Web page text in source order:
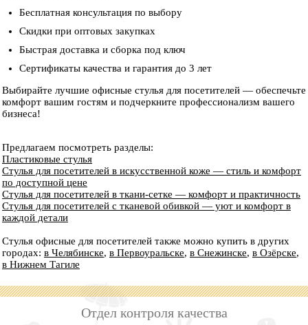
Бесплатная консультация по выбору
Скидки при оптовых закупках
Быстрая доставка и сборка под ключ
Сертификаты качества и гарантия до 3 лет
Выбирайте лучшие офисные стулья для посетителей — обеспечьте
комфорт вашим гостям и подчеркните профессионализм вашего
бизнеса!
Предлагаем посмотреть разделы:
Пластиковые стулья
Стулья для посетителей в искусственной коже — стиль и комфорт
по доступной цене
Стулья для посетителей в ткани-сетке — комфорт и практичность
Стулья для посетителей с тканевой обивкой — уют и комфорт в
каждой детали
Стулья офисные для посетителей также можно купить в других
городах: в Челябинске, в Первоуральске, в Снежинске, в Озёрске,
в Нижнем Тагиле
Отдел контроля качества